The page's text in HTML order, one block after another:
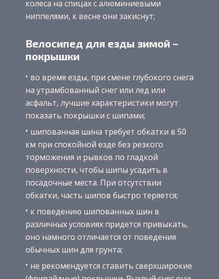
колеса на спицах с алюминиевыми
ниппелями, к весне они закиснут;
Велосипед для езды зимой –
покрышки
во время езды, при смене глубокого снега
на утрамбованный снег или лед или
асфальт, лучшие характеристики могут
показать покрышки с шипами;
шипованная шина требует обкатки в 50
км при спокойной езде без резкого
торможения и рывков по гладкой
поверхности, чтобы шипы усадить в
посадочные места. При отсутствии
обкатки, часть шипов быстро теряется;
к поведению шипованных шин в
различных условиях придется привыкать,
оно намного отличается от поведения
обычных шин для грунта;
не рекомендуется ставить сверхширокие